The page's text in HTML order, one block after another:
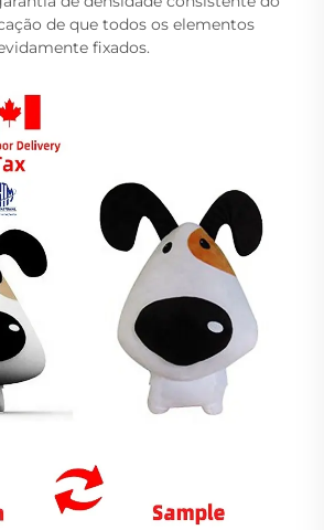
de que todos os elementos
fixados.